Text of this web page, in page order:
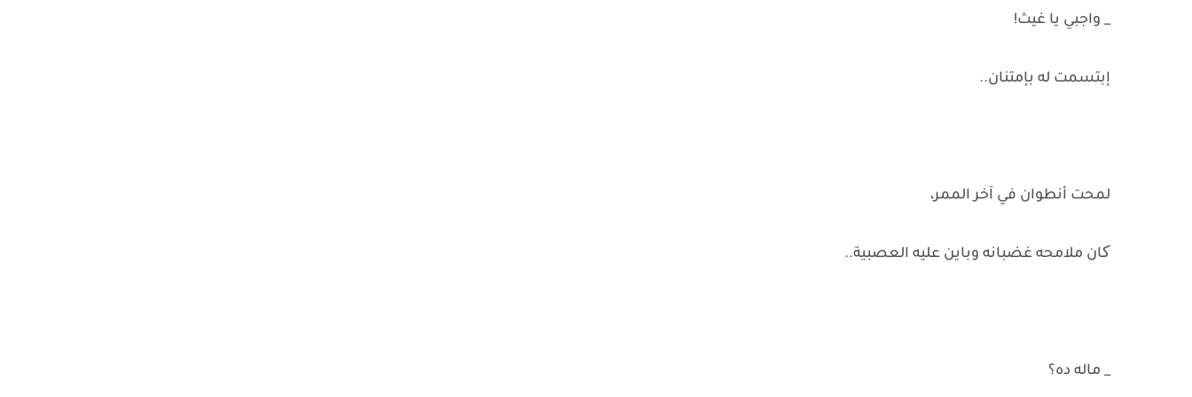
_ واجبي يا غيث!
إبتسمت له بإمتنان..
لمحت أنطوان في آخر الممر،
کان ملامحه غضبانه وباين عليه العصبية..
_ ماله ده؟